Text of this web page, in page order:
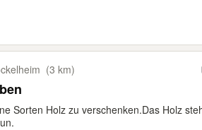
(3 km)
Sorten Holz zu verschenken.Das Holz